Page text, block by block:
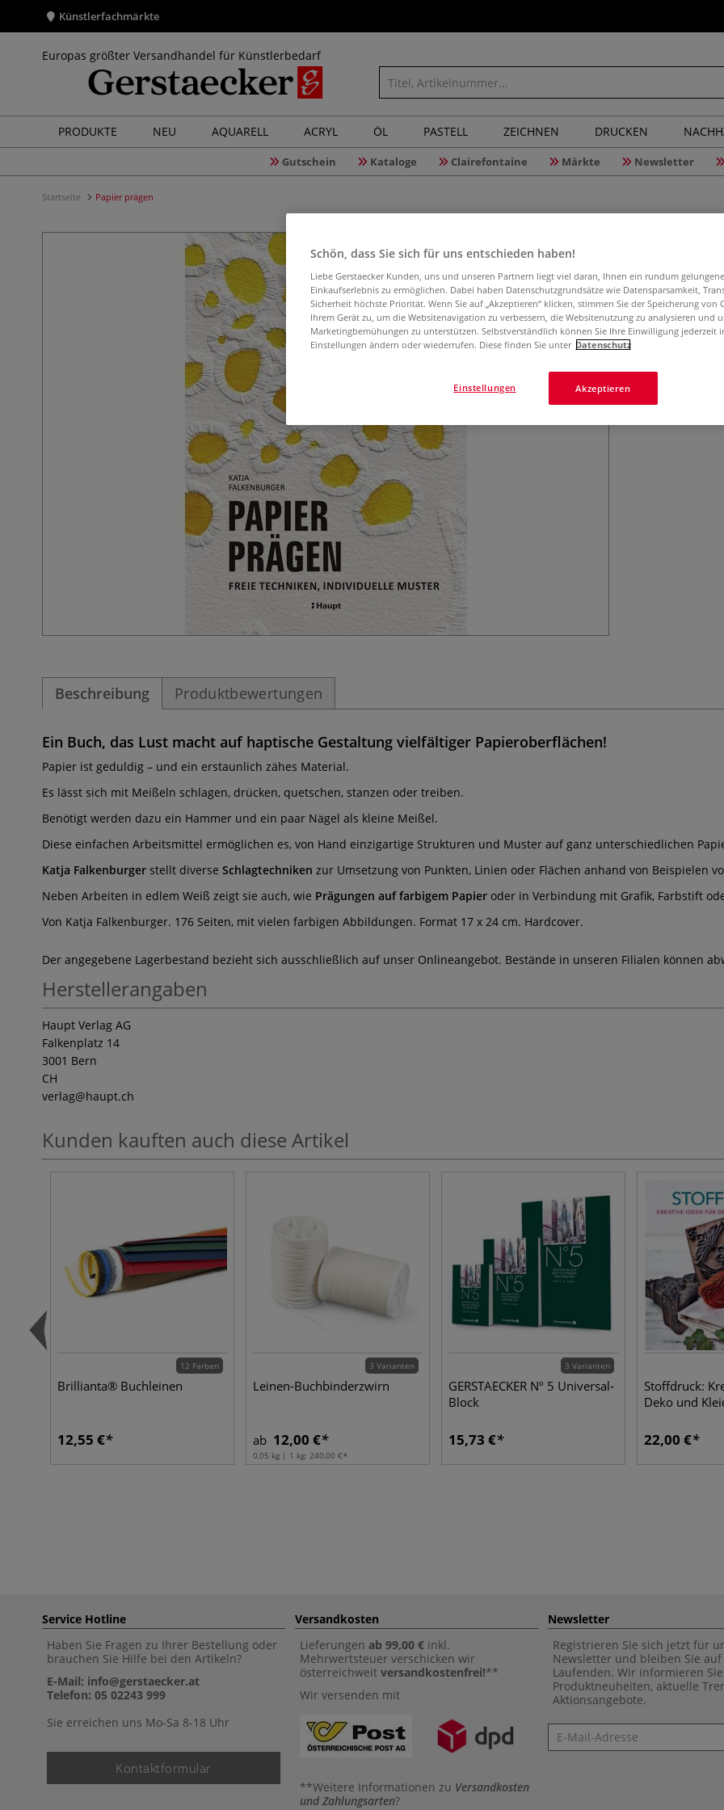
Künstlerfachmärkte
Europas größter Versandhandel für Künstlerbedarf
PRODUKTE NEU AQUARELL ACRYL ÖL PASTELL ZEICHNEN DRUCKEN
Gutschein Kataloge Clairefontaine Märkte Newsletter
Startseite Papier prägen
Papier
Ein Buch für
und Meißel auf
Techniken
Beschreibung Produktbewertungen
Ein Buch, das Lust macht auf haptische Gestaltung vielfältiger Papieroberflächen!
Papier ist geduldig – und ein erstaunlich zähes Material.
Es lässt sich mit Meißeln schlagen, drücken, quetschen, stanzen oder treiben.
Benötigt werden dazu ein Hammer und ein paar Nägel als kleine Meißel.
Diese einfachen Arbeitsmittel ermöglichen es, von Hand einzigartige Strukturen und Muster auf ganz unterschiedlichen
Katja Falkenburger stellt diverse Schlagtechniken zur Umsetzung von Punkten, Linien oder Flächen anhand von Beispielen
Neben Arbeiten in edlem Weiß zeigt sie auch, wie Prägungen auf farbigem Papier oder in Verbindung mit Grafik, Farbstift
Von Katja Falkenburger. 176 Seiten, mit vielen farbigen Abbildungen. Format 17 x 24 cm. Hardcover.
Der angegebene Lagerbestand bezieht sich ausschließlich auf unser Onlineangebot. Bestände in unseren Filialen können
Herstellerangaben
Haupt Verlag AG
Falkenplatz 14
3001 Bern
CH
verlag@haupt.ch
Kunden kauften auch diese Artikel
12 Farben
Brillianta® Buchleinen
12,55 €
3 Varianten
Leinen-Buchbinderzwirn
ab 12,00 €
0,05 kg | 1 kg: 240,00 €
3 Varianten
GERSTAECKER Nº 5 Universal-
Block
15,73 €
Stoffdruck:
Deko und
22,00 €
Service Hotline
Haben Sie Fragen zu Ihrer Bestellung oder
brauchen Sie Hilfe bei den Artikeln?
E-Mail: info@gerstaecker.at
Telefon: 05 02243 999
Sie erreichen uns Mo-Sa 8-18 Uhr
Kontaktformular
Versandkosten
Lieferungen ab 99,00 € inkl.
Mehrwertsteuer verschicken wir
österreichweit versandkostenfrei!**
Wir versenden mit
**Weitere Informationen zu Versandkosten
und Zahlungsarten?
Newsletter
Registrieren Sie sich jetzt für
Newsletter und bleiben Sie auf
Laufenden. Wir informieren
Produktneuheiten, aktuelle
Aktionsangebote.
Newsletter
Schön, dass Sie sich für uns entschieden haben!
Liebe Gerstaecker Kunden, uns und unseren Partnern liegt viel daran, Ihnen ein rundum
Einkaufserlebnis zu ermöglichen. Dabei haben Datenschutzgrundsätze wie Datensparsamkeit,
Sicherheit höchste Priorität. Wenn Sie auf „Akzeptieren“ klicken, stimmen Sie der Speicherung von
Ihrem Gerät zu, um die Websitenavigation zu verbessern, die Websitenutzung zu analysieren und
Marketingbemühungen zu unterstützen. Selbstverständlich können Sie Ihre Einwilligung jederzeit
Einstellungen ändern oder wiederrufen. Diese finden Sie unter Datenschutz
Akzeptieren
Einstellungen